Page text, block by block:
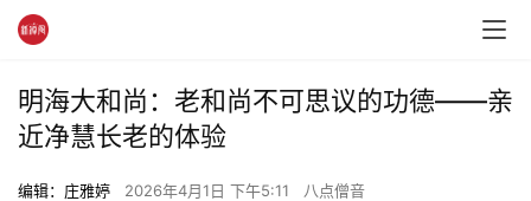
明海大和尚：老和尚不可思议的功德——亲
近净慧长老的体验
编辑：庄雅婷 2026年4月1日 下午5:11 八点僧音